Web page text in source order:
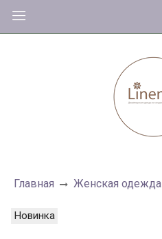
Главная Женская одежда
Новинка